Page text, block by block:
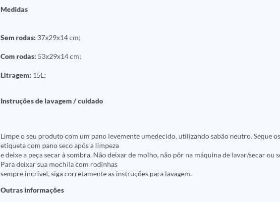
Medidas
Sem rodas: 37x29x14 cm;
Com rodas: 53x29x14 cm;
Litragem: 15L;
Instruções de lavagem / cuidado
Limpe o seu produto com um pano levemente umedecido, utilizando sabão neutro. Seque
etiqueta com pano seco após a limpeza
e deixe a peça secar à sombra. Não deixar de molho, não pôr na máquina de lavar/secar ou
Para deixar sua mochila com rodinhas
sempre incrível, siga corretamente as instruções para lavagem.
Outras informações